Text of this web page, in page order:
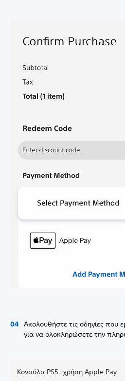
Ακολουθήστε τις οδηγίες που
για να ολοκληρώσετε την
Κονσόλα PS5: χρήση Apple Pay